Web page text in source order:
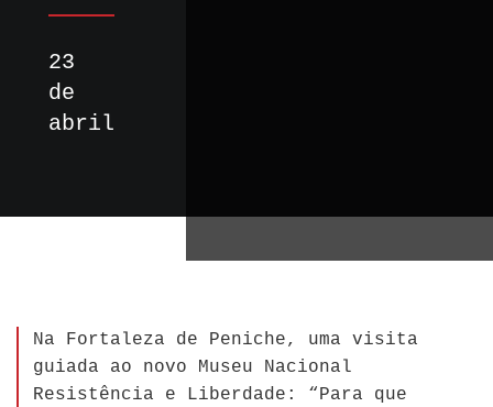
23
de
abril
Na Fortaleza de Peniche, uma visita
guiada ao novo Museu Nacional
Resistência e Liberdade: “Para que